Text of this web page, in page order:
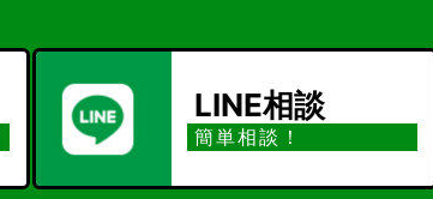
LINE相談
簡単相談！